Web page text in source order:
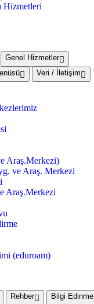
Hizmetleri
Genel Hizmetler
Veri / İletişim
Araş.Merkezi)
ve Araş. Merkezi
Araş.Merkezi
(eduroam)
Rehber Bilgi Edinme